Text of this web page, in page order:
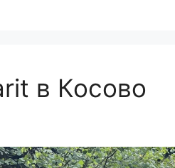
в Косово